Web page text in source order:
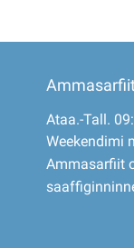
Ataa.-Tall.
Weekendimi
Ammasarfiit